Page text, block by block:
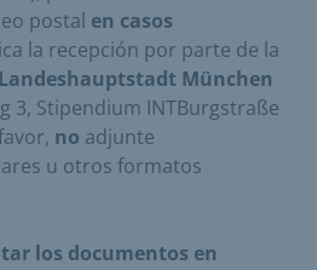
postal en casos
la recepción por parte de la
Landeshauptstadt München
3, Stipendium INTBurgstraße
no adjunte
u otros formatos
los documentos en